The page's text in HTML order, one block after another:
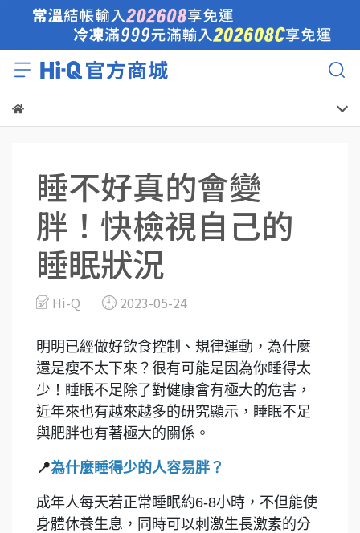
睡不好真的會變
胖！快檢視自己的
睡眠狀況
Hi-Q 2023-05-24
明明已經做好飲食控制、規律運動，為什麼
還是瘦不太下來？很有可能是因為你睡得太
少！睡眠不足除了對健康會有極大的危害，
近年來也有越來越多的研究顯示，睡眠不足
與肥胖也有著極大的關係。
📍為什麼睡得少的人容易胖？
成年人每天若正常睡眠約6-8小時，不但能使
身體休養生息，同時可以刺激生長激素的分